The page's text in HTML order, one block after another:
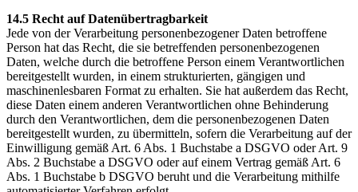
14.5 Recht auf Datenübertragbarkeit
Jede von der Verarbeitung personenbezogener Daten betroffene
Person hat das Recht, die sie betreffenden personenbezogenen
Daten, welche durch die betroffene Person einem Verantwortlichen
bereitgestellt wurden, in einem strukturierten, gängigen und
maschinenlesbaren Format zu erhalten. Sie hat außerdem das Recht,
diese Daten einem anderen Verantwortlichen ohne Behinderung
durch den Verantwortlichen, dem die personenbezogenen Daten
bereitgestellt wurden, zu übermitteln, sofern die Verarbeitung auf der
Einwilligung gemäß Art. 6 Abs. 1 Buchstabe a DSGVO oder Art. 9
Abs. 2 Buchstabe a DSGVO oder auf einem Vertrag gemäß Art. 6
Abs. 1 Buchstabe b DSGVO beruht und die Verarbeitung mithilfe